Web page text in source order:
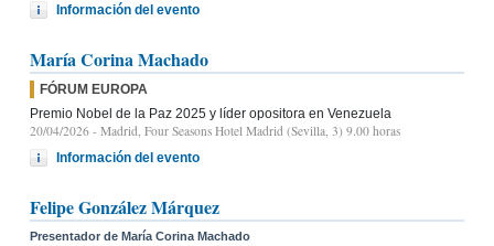
Información del evento
María Corina Machado
FÓRUM EUROPA
Premio Nobel de la Paz 2025 y líder opositora en Venezuela
20/04/2026 - Madrid, Four Seasons Hotel Madrid (Sevilla, 3) 9.00 horas
Información del evento
Felipe González Márquez
Presentador de María Corina Machado